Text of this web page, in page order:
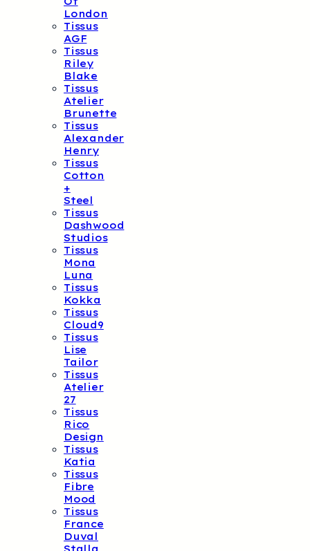
London
Tissus
AGF
Tissus
Riley
Blake
Tissus
Atelier
Brunette
Tissus
Alexander
Henry
Tissus
Cotton
+
Steel
Tissus
Dashwood
Studios
Tissus
Mona
Luna
Tissus
Kokka
Tissus
Cloud9
Tissus
Lise
Tailor
Tissus
Atelier
27
Tissus
Rico
Design
Tissus
Katia
Tissus
Fibre
Mood
Tissus
France
Duval